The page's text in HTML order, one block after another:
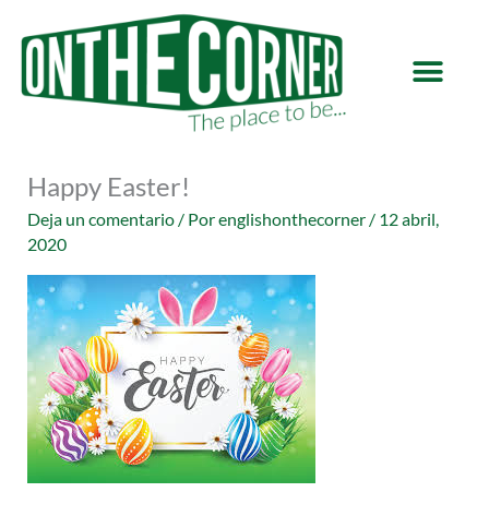
contenido
Happy Easter!
Deja un comentario / Porenglishonthecorner / 12 abril,
2020